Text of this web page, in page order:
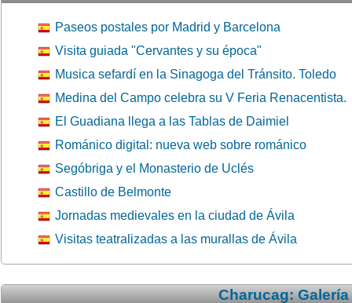
Paseos postales por Madrid y Barcelona
Visita guiada "Cervantes y su época"
Musica sefardí en la Sinagoga del Tránsito. Toledo
Medina del Campo celebra su V Feria Renacentista.
El Guadiana llega a las Tablas de Daimiel
Románico digital: nueva web sobre románico
Segóbriga y el Monasterio de Uclés
Castillo de Belmonte
Jornadas medievales en la ciudad de Ávila
Visitas teatralizadas a las murallas de Ávila
Charucag: